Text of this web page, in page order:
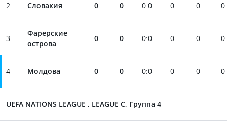
2 Словакия 0 0 0:0 0 0 0
3
Фарерские
острова
0 0 0:0 0 0 0
4 Молдова 0 0 0:0 0 0 0
UEFA NATIONS LEAGUE , LEAGUE C, Группа 4